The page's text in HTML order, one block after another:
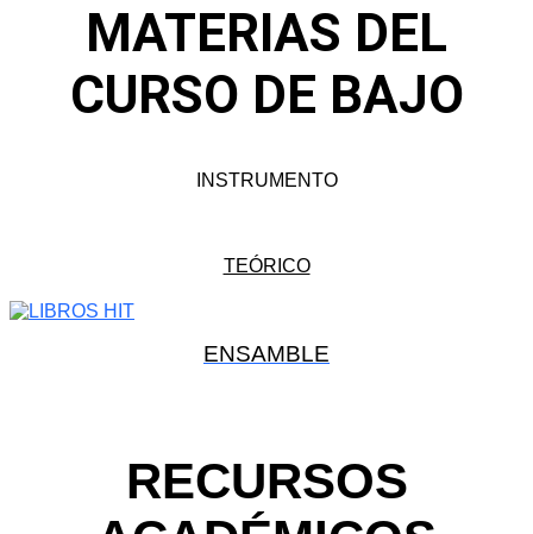
MATERIAS DEL
CURSO DE BAJO
INSTRUMENTO
TEÓRICO
ENSAMBLE
RECURSOS